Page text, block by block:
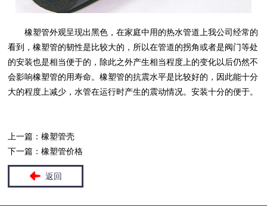
橡塑管外观呈现出黑色，在家庭中用的热水管道上我公司经常的
看到，橡塑管的韧性是比较大的，所以在管道的拐角或者是阀门等处
的安装也是相当便于的，除此之外产生相当程度上的变化以后仍然不
会影响橡塑管的用寿命。橡塑管的抗震水平是比较好的，因此能十分
大的程度上减少，水管在运行时产生的震动情况。安装十分的便于。
上一篇：橡塑管壳
下一篇：橡塑管价格
返回